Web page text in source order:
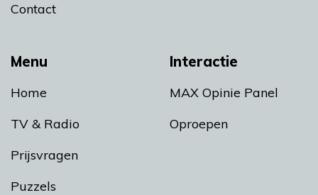
Menu
Home
TV & Radio
Prijsvragen
Puzzels
Interactie
MAX Opinie Panel
Oproepen
Contact